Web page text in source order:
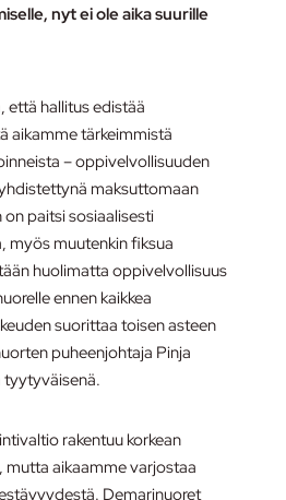
nyt ei ole aika suurille
että hallitus edistää
aikamme tärkeimmistä
– oppivelvollisuuden
maksuttomaan
paitsi sosiaalisesti
myös muutenkin fiksua
huolimatta oppivelvollisuus
ennen kaikkea
suorittaa toisen asteen
puheenjohtaja Pinja
tyytyväisenä.
rakentuu korkean
mutta aikaamme varjostaa
Demarinuoret